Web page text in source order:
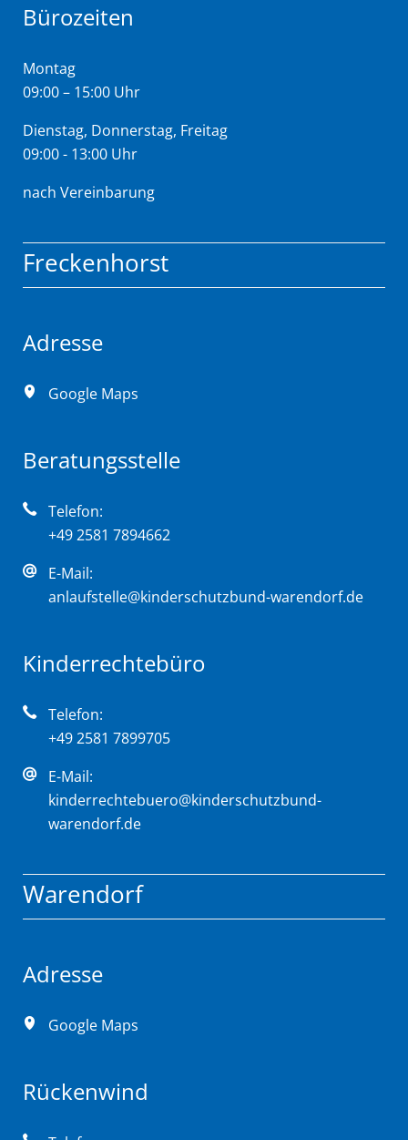
Bürozeiten
Montag
09:00 – 15:00 Uhr
Dienstag, Donnerstag, Freitag
09:00 - 13:00 Uhr
nach Vereinbarung
Freckenhorst
Adresse
Google Maps
Beratungsstelle
Telefon:
+49 2581 7894662
E-Mail:
anlaufstelle@kinderschutzbund-warendorf.de
Kinderrechtebüro
Telefon:
+49 2581 7899705
E-Mail:
kinderrechtebuero@kinderschutzbund-
warendorf.de
Warendorf
Adresse
Google Maps
Rückenwind